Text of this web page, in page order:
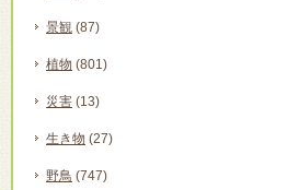
景観 (87)
植物 (801)
災害 (13)
生き物 (27)
野鳥 (747)